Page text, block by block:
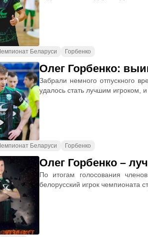
Беларуси Горбенко
Олег Горбенко:
Забрали немного отпускного
удалось стать лучшим игроком, и
Беларуси Горбенко
Олег Горбенко –
По итогам голосования
белорусский игрок чемпионата